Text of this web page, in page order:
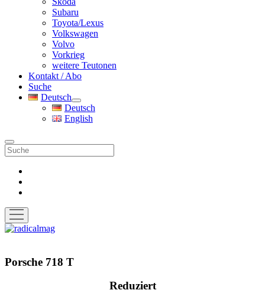
Subaru
Toyota/Lexus
Volkswagen
Volvo
Vorkrieg
weitere Teutonen
Kontakt / Abo
Suche
Deutsch
Menü
öffnen
Deutsch
English
Suche
Menü
öffnen
radicalmag
Porsche 718 T
Reduziert